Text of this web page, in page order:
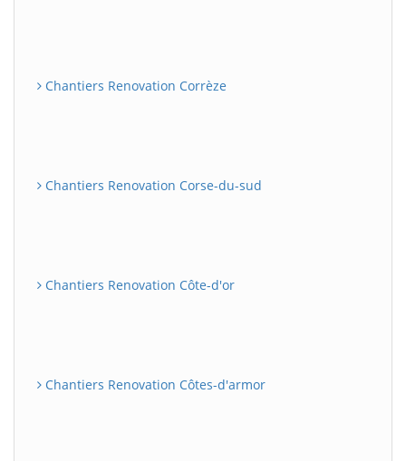
Chantiers Renovation Corrèze
Chantiers Renovation Corse-du-sud
Chantiers Renovation Côte-d'or
Chantiers Renovation Côtes-d'armor